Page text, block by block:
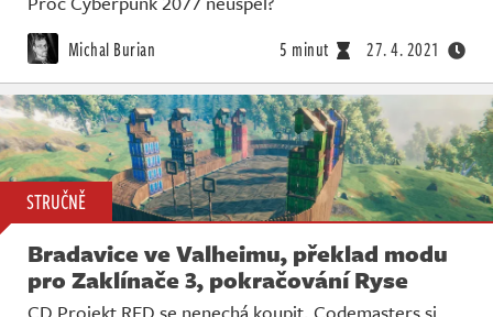
Michal Burian 5 minut 27. 4. 2021
STRUČNĚ
Bradavice ve Valheimu, překlad modu
pro Zaklínače 3, pokračování Ryse